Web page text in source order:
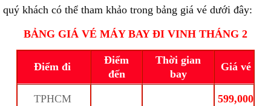
quý khách có thể tham khảo trong bảng giá vé dưới đây:
BẢNG GIÁ VÉ MÁY BAY ĐI VINH THÁNG 2
Điểm đi
Điểm
đến
Thời gian
bay
Giá vé
TPHCM 599,000